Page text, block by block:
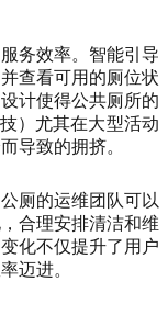
务效率。智能引导
查看可用的厕位状
计使得公共厕所的
）尤其在大型活动
导致的拥挤。
厕的运维团队可以
合理安排清洁和维
化不仅提升了用户
迈进。